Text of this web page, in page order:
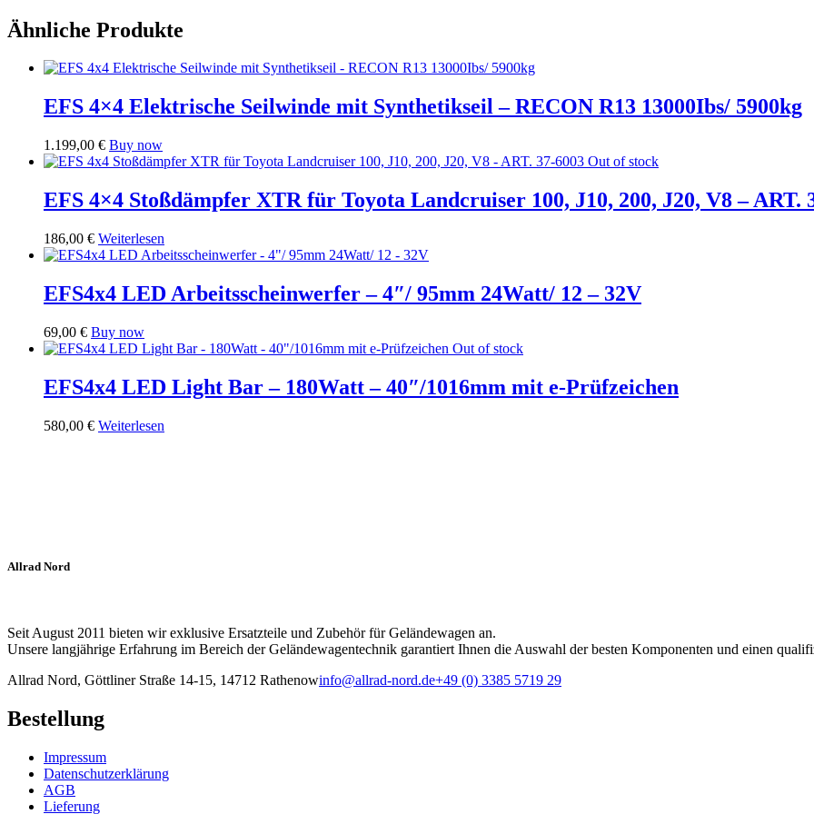
Ähnliche Produkte
EFS 4×4 Elektrische Seilwinde mit Synthetikseil – RECON R13 13000Ibs/ 5900kg
1.199,00 € Buy now
Out of stock
EFS 4×4 Stoßdämpfer XTR für Toyota Landcruiser 100, J10, 200, J20, V8 – ART.
186,00 € Weiterlesen
EFS4x4 LED Arbeitsscheinwerfer – 4″/ 95mm 24Watt/ 12 – 32V
69,00 € Buy now
Out of stock
EFS4x4 LED Light Bar – 180Watt – 40″/1016mm mit e-Prüfzeichen
580,00 € Weiterlesen
Allrad Nord
Seit August 2011 bieten wir exklusive Ersatzteile und Zubehör für Geländewagen an.
Unsere langjährige Erfahrung im Bereich der Geländewagentechnik garantiert Ihnen die Auswahl der besten Komponenten und einen
Allrad Nord, Göttliner Straße 14-15, 14712 Rathenowinfo@allrad-nord.de+49 (0) 3385 5719 29
Bestellung
Impressum
Datenschutzerklärung
AGB
Lieferung